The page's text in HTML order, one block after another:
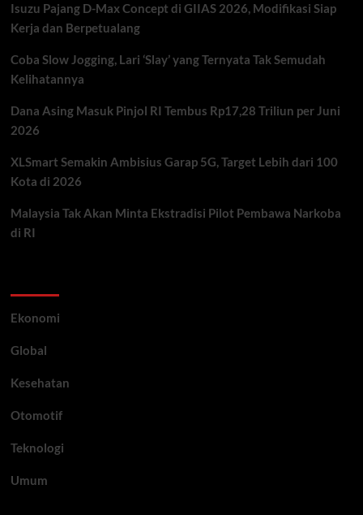
Isuzu Pajang D-Max Concept di GIIAS 2026, Modifikasi Siap
Kerja dan Berpetualang
Coba Slow Jogging, Lari ‘Slay’ yang Ternyata Tak Semudah
Kelihatannya
Dana Asing Masuk Pinjol RI Tembus Rp17,28 Triliun per Juni
2026
XLSmart Semakin Ambisius Garap 5G, Target Lebih dari 100
Kota di 2026
Malaysia Tak Akan Minta Ekstradisi Pilot Pembawa Narkoba
di RI
Ekonomi
Global
Kesehatan
Otomotif
Teknologi
Umum